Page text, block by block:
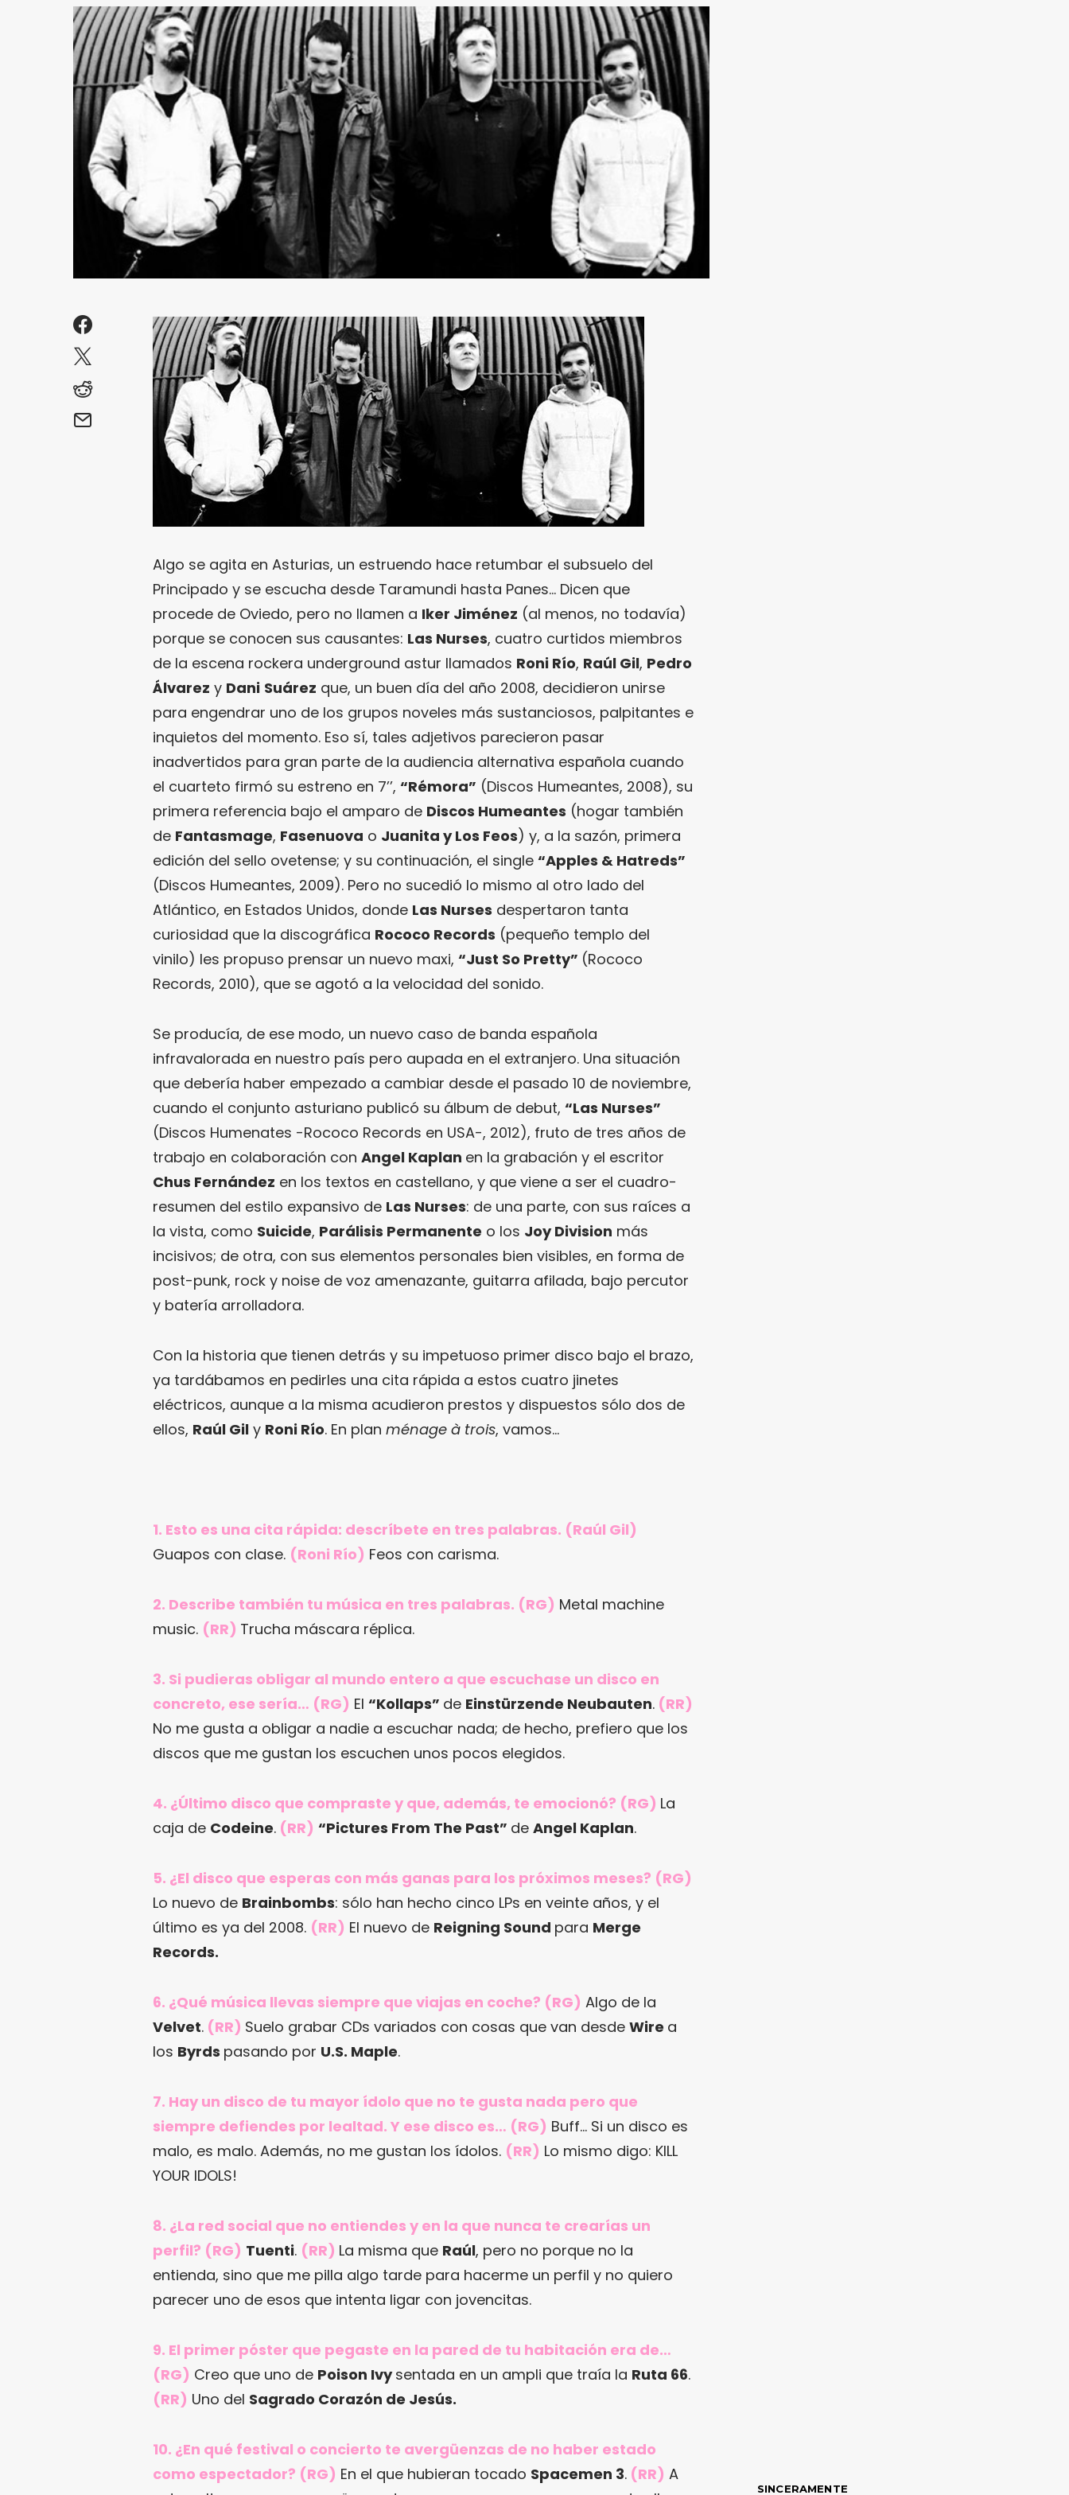
Algo se agita en Asturias, un estruendo hace retumbar el subsuelo del
Principado y se escucha desde Taramundi hasta Panes… Dicen que
procede de Oviedo, pero no llamen a Iker Jiménez (al menos, no todavía)
porque se conocen sus causantes: Las Nurses, cuatro curtidos miembros
de la escena rockera underground astur llamados Roni Río, Raúl Gil, Pedro
Álvarez y Dani Suárez que, un buen día del año 2008, decidieron unirse
para engendrar uno de los grupos noveles más sustanciosos, palpitantes e
inquietos del momento. Eso sí, tales adjetivos parecieron pasar
inadvertidos para gran parte de la audiencia alternativa española cuando
el cuarteto firmó su estreno en 7’’, “Rémora” (Discos Humeantes, 2008), su
primera referencia bajo el amparo de Discos Humeantes (hogar también
de Fantasmage, Fasenuova o Juanita y Los Feos) y, a la sazón, primera
edición del sello ovetense; y su continuación, el single “Apples & Hatreds”
(Discos Humeantes, 2009). Pero no sucedió lo mismo al otro lado del
Atlántico, en Estados Unidos, donde Las Nurses despertaron tanta
curiosidad que la discográfica Rococo Records (pequeño templo del
vinilo) les propuso prensar un nuevo maxi, “Just So Pretty” (Rococo
Records, 2010), que se agotó a la velocidad del sonido.
Se producía, de ese modo, un nuevo caso de banda española
infravalorada en nuestro país pero aupada en el extranjero. Una situación
que debería haber empezado a cambiar desde el pasado 10 de noviembre,
cuando el conjunto asturiano publicó su álbum de debut, “Las Nurses”
(Discos Humenates -Rococo Records en USA-, 2012), fruto de tres años de
trabajo en colaboración con Angel Kaplan en la grabación y el escritor
Chus Fernández en los textos en castellano, y que viene a ser el cuadro-
resumen del estilo expansivo de Las Nurses: de una parte, con sus raíces a
la vista, como Suicide, Parálisis Permanente o los Joy Division más
incisivos; de otra, con sus elementos personales bien visibles, en forma de
post-punk, rock y noise de voz amenazante, guitarra afilada, bajo percutor
y batería arrolladora.
Con la historia que tienen detrás y su impetuoso primer disco bajo el brazo,
ya tardábamos en pedirles una cita rápida a estos cuatro jinetes
eléctricos, aunque a la misma acudieron prestos y dispuestos sólo dos de
ellos, Raúl Gil y Roni Río. En plan ménage à trois, vamos…
1. Esto es una cita rápida: descríbete en tres palabras. (Raúl Gil)
Guapos con clase. (Roni Río) Feos con carisma.
2. Describe también tu música en tres palabras. (RG) Metal machine
music. (RR) Trucha máscara réplica.
3. Si pudieras obligar al mundo entero a que escuchase un disco en
concreto, ese sería… (RG) El “Kollaps” de Einstürzende Neubauten. (RR)
No me gusta a obligar a nadie a escuchar nada; de hecho, prefiero que los
discos que me gustan los escuchen unos pocos elegidos.
4. ¿Último disco que compraste y que, además, te emocionó? (RG) La
caja de Codeine. (RR) “Pictures From The Past” de Angel Kaplan.
5. ¿El disco que esperas con más ganas para los próximos meses? (RG)
Lo nuevo de Brainbombs: sólo han hecho cinco LPs en veinte años, y el
último es ya del 2008. (RR) El nuevo de Reigning Sound para Merge
Records.
6. ¿Qué música llevas siempre que viajas en coche? (RG) Algo de la
Velvet. (RR) Suelo grabar CDs variados con cosas que van desde Wire a
los Byrds pasando por U.S. Maple.
7. Hay un disco de tu mayor ídolo que no te gusta nada pero que
siempre defiendes por lealtad. Y ese disco es… (RG) Buff… Si un disco es
malo, es malo. Además, no me gustan los ídolos. (RR) Lo mismo digo: KILL
YOUR IDOLS!
8. ¿La red social que no entiendes y en la que nunca te crearías un
perfil? (RG) Tuenti. (RR) La misma que Raúl, pero no porque no la
entienda, sino que me pilla algo tarde para hacerme un perfil y no quiero
parecer uno de esos que intenta ligar con jovencitas.
9. El primer póster que pegaste en la pared de tu habitación era de…
(RG) Creo que uno de Poison Ivysentada en un ampli que traía la Ruta 66.
(RR) Uno del Sagrado Corazón de Jesús.
10. ¿En qué festival o concierto te avergüenzas de no haber estado
como espectador? (RG) En el que hubieran tocado Spacemen 3. (RR) A
SINCERAMENTE